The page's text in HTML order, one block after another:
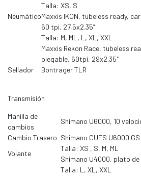
Neumático
Talla: XS, S
Maxxis IKON, tubeless ready,
60 tpi, 27,5x2.35”
Talla: M, ML, L, XL, XXL
Maxxis Rekon Race, tubeless
plegable, 60tpi, 29x2.35''
Sellador
Bontrager TLR
Transmisión
Manilla de
cambios
Shimano U6000, 10
Cambio Trasero Shimano CUES U6000 GS
Volante
Talla: XS , S, M, ML
Shimano U4000, plato
Talla: L, XL, XXL